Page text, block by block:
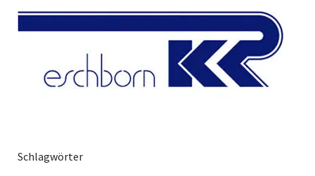
Schlagwörter